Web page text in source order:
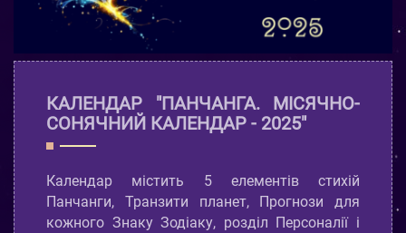
КАЛЕНДАР "ПАНЧАНГА. МІСЯЧНО-
СОНЯЧНИЙ КАЛЕНДАР - 2025"
Календар містить 5 елементів стихій
Панчанги, Транзити планет, Прогнози для
кожного Знаку Зодіаку, розділ Персоналії і